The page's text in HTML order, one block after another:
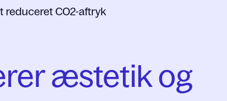
reduceret CO2-aftryk
æstetik og